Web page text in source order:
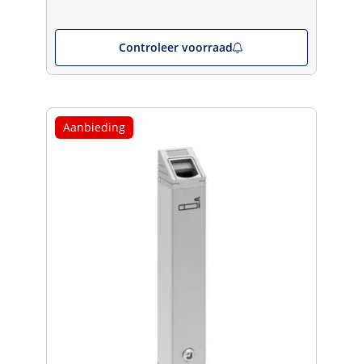
Controleer voorraad
Aanbieding